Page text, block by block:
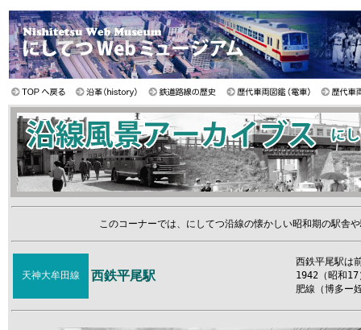
このコーナーでは、にしてつ沿線の懐かしい昭和期の駅舎
天神大牟田線 西鉄平尾駅
西鉄平尾駅は
1942（昭和
肥線（博多ー